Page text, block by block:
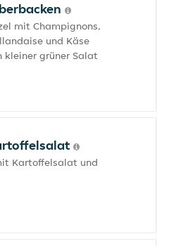
mit Champignons,
und Käse
kleiner grüner Salat
Kartoffelsalat und